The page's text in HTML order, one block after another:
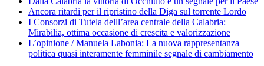
Ancora ritardi per il ripristino della Diga sul torrente Lordo
I Consorzi di Tutela delll’area centrale della Calabria:
Mirabilia, ottima occasione di crescita e valorizzazione
L’opinione / Manuela Labonia: La nuova rappresentanza
politica quasi interamente femminile segnale di cambiamento